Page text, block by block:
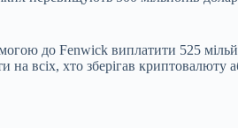
до Fenwick виплатити 525
всіх, хто зберігав криптовалюту